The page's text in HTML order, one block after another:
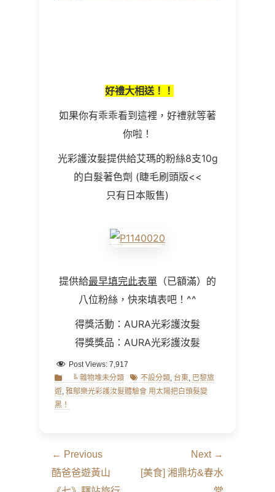
好禮大相送！！
如果你有乖乖看到這裡，好禮就等著
你啦！
光彩護汝髮提供給艾瑪的粉絲8支10g
的白髮著色劑 (睫毛刷頭版<<
只有日本販售)
提供給最早填完此表單 （已額滿）的
八位粉絲，快來填表吧！ ^^
得獎活動：AURA光彩護汝髮
得獎獎品：AURA光彩護汝髮
Post Views: 7,917
Categories
╚ 雜物堆未分類 Tags不設分類, 台東, 巴黎旅
遊, 雅鄔樂光彩護汝髮體驗會 用太陽把白頭髮變
黑！
文
章
導
← Previous
Previous
酷爸爸遊黃山
Next →
Next
[美食] 湘鼎坊&春水